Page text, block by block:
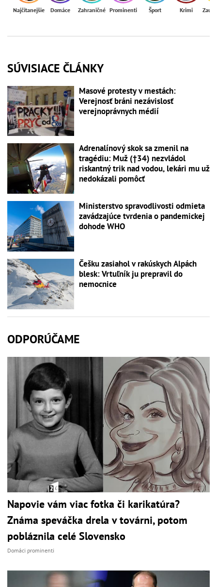
Najčítanejšie Domáce Zahraničné Prominenti Šport Krimi
SÚVISIACE ČLÁNKY
Masové protesty v mestách:
Verejnosť bráni nezávislosť
verejnoprávnych médií
Adrenalínový skok sa zmenil na
tragédiu: Muž (†34) nezvládol
riskantný trik nad vodou, lekári mu už
nedokázali pomôcť
Ministerstvo spravodlivosti odmieta
zavádzajúce tvrdenia o pandemickej
dohode WHO
Češku zasiahol v rakúskych Alpách
blesk: Vrtuľník ju prepravil do
nemocnice
ODPORÚČAME
Napovie vám viac fotka či karikatúra?
Známa speváčka drela v továrni, potom
pobláznila celé Slovensko
Domáci prominenti